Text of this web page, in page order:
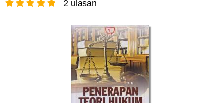
2 ulasan